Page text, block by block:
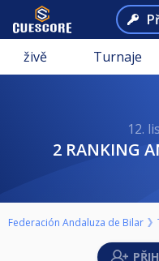
živě Turnaje
12.
2 RANKING
Federación Andaluza de Bilar